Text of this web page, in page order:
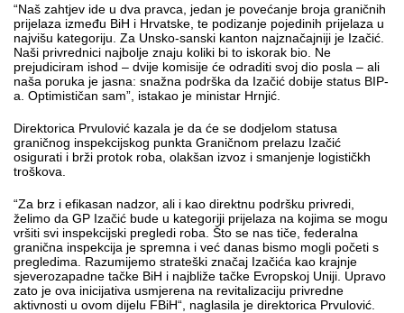
“Naš zahtjev ide u dva pravca, jedan je povećanje broja graničnih
prijelaza između BiH i Hrvatske, te podizanje pojedinih prijelaza u
najvišu kategoriju. Za Unsko-sanski kanton najznačajniji je Izačić.
Naši privrednici najbolje znaju koliki bi to iskorak bio. Ne
prejudiciram ishod – dvije komisije će odraditi svoj dio posla – ali
naša poruka je jasna: snažna podrška da Izačić dobije status BIP-
a. Optimističan sam”, istakao je ministar Hrnjić.
Direktorica Prvulović kazala je da će se dodjelom statusa
graničnog inspekcijskog punkta Graničnom prelazu Izačić
osigurati i brži protok roba, olakšan izvoz i smanjenje logističkh
troškova.
“Za brz i efikasan nadzor, ali i kao direktnu podršku privredi,
želimo da GP Izačić bude u kategoriji prijelaza na kojima se mogu
vršiti svi inspekcijski pregledi roba. Što se nas tiče, federalna
granična inspekcija je spremna i već danas bismo mogli početi s
pregledima. Razumijemo strateški značaj Izačića kao krajnje
sjeverozapadne tačke BiH i najbliže tačke Evropskoj Uniji. Upravo
zato je ova inicijativa usmjerena na revitalizaciju privredne
aktivnosti u ovom dijelu FBiH“, naglasila je direktorica Prvulović.